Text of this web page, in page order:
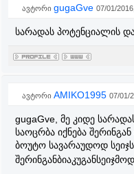
ავტორი gugaGve 07/01/
სარადას პოტენციალის
ავტორი AMIKO1995 07/01/
gugaGve, მე კიდე
საოცრბა იქნება
ბოუტო სავარაუდოდ სეიჯს